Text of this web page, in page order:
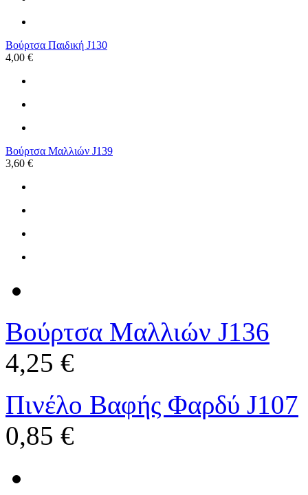
Βούρτσα Παιδική J130
4,00 €
Βούρτσα Μαλλιών J139
3,60 €
Βούρτσα Μαλλιών J136
4,25 €
Πινέλο Βαφής Φαρδύ J107
0,85 €